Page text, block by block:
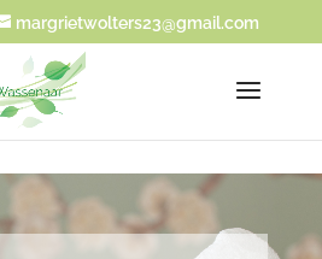
margrietwolters23@gmail.com